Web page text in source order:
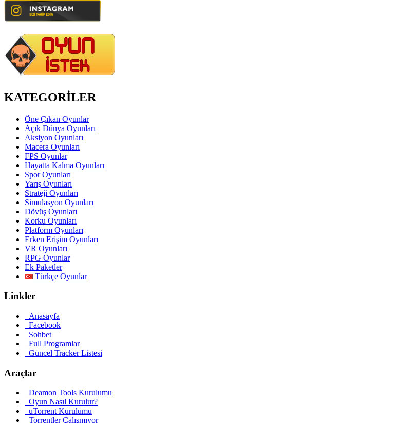
KATEGORİLER
Öne Çıkan Oyunlar
Açık Dünya Oyunları
Aksiyon Oyunları
Macera Oyunları
FPS Oyunlar
Hayatta Kalma Oyunları
Spor Oyunları
Yarış Oyunları
Strateji Oyunları
Simulasyon Oyunları
Dövüş Oyunları
Korku Oyunları
Platform Oyunları
Erken Erişim Oyunları
VR Oyunları
RPG Oyunlar
Ek Paketler
Türkçe Oyunlar
Linkler
Anasayfa
Facebook
Sohbet
Full Programlar
Güncel Tracker Listesi
Araçlar
Deamon Tools Kurulumu
Oyun Nasıl Kurulur?
uTorrent Kurulumu
Torrentler Çalışmıyor